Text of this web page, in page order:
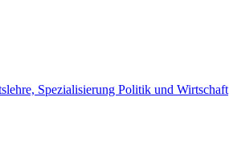
Spezialisierung Politik und Wirtschaft